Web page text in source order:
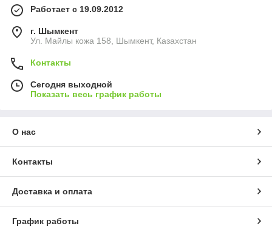
Работает с 19.09.2012
г. Шымкент
Ул. Майлы кожа 158, Шымкент, Казахстан
Контакты
Сегодня выходной
Показать весь график работы
О нас
Контакты
Доставка и оплата
График работы